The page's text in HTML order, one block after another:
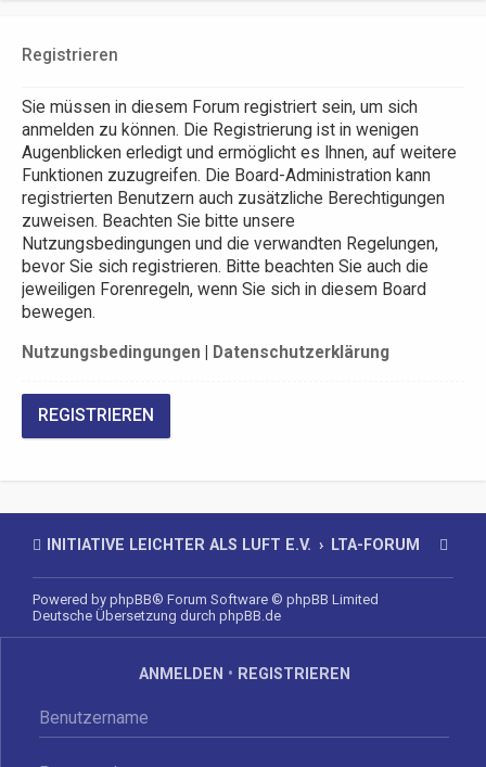
Registrieren
Sie müssen in diesem Forum registriert sein, um sich
anmelden zu können. Die Registrierung ist in wenigen
Augenblicken erledigt und ermöglicht es Ihnen, auf weitere
Funktionen zuzugreifen. Die Board-Administration kann
registrierten Benutzern auch zusätzliche Berechtigungen
zuweisen. Beachten Sie bitte unsere
Nutzungsbedingungen und die verwandten Regelungen,
bevor Sie sich registrieren. Bitte beachten Sie auch die
jeweiligen Forenregeln, wenn Sie sich in diesem Board
bewegen.
Nutzungsbedingungen Datenschutzerklärung
REGISTRIEREN
INITIATIVE LEICHTER ALS LUFT E.V. LTA-FORUM
Powered by phpBB® Forum Software © phpBB Limited
Deutsche Übersetzung durch phpBB.de
ANMELDEN • REGISTRIEREN